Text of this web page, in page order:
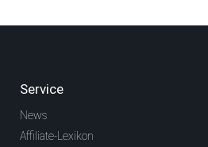
Service
News
Affiliate-Lexikon